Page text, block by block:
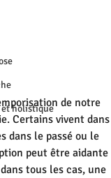
holistique de notre
Certains vivent dans
dans le passé ou le
peut être aidante
tous les cas, une